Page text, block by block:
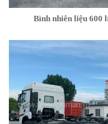
Bình nhiên liệu 600